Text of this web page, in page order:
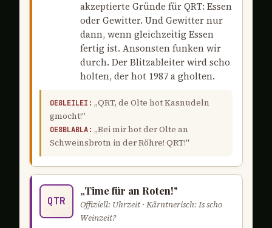
akzeptierte Gründe für QRT: Essen
oder Gewitter. Und Gewitter nur
dann, wenn gleichzeitig Essen
fertig ist. Ansonsten funken wir
durch. Der Blitzableiter wird scho
holten, der hot 1987 a gholten.
OE8LEILEI: „QRT, de Olte hot Kasnudeln
gmocht!"
OE8BLABLA: „Bei mir hot der Olte an
Schweinsbrotn in der Röhre! QRT!"
QTR
„Time für an Roten!"
Offiziell: Uhrzeit · Kärntnerisch: Is scho
Weinzeit?